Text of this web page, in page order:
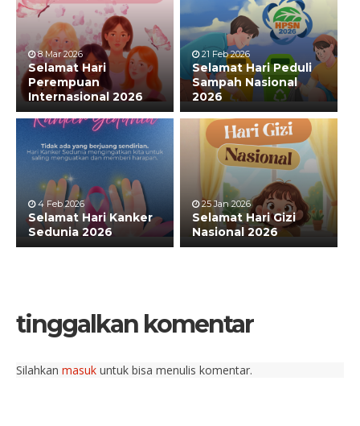
8 Mar 2026
Selamat Hari
Perempuan
Internasional 2026
21 Feb 2026
Selamat Hari Peduli
Sampah Nasional
2026
4 Feb 2026
Selamat Hari Kanker
Sedunia 2026
25 Jan 2026
Selamat Hari Gizi
Nasional 2026
tinggalkan komentar
Silahkan masuk untuk bisa menulis komentar.